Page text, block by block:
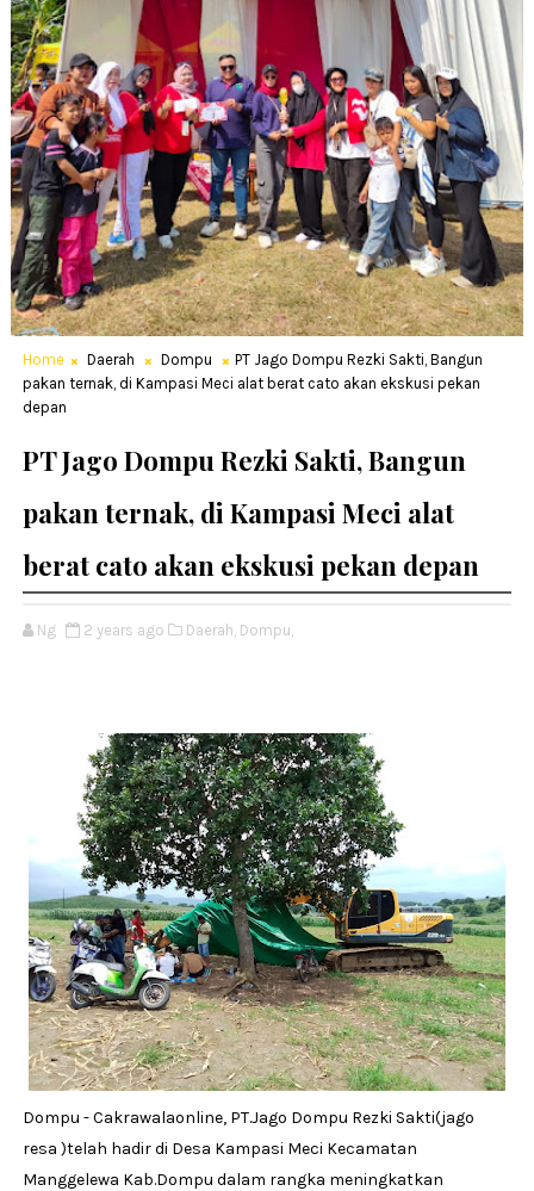
Home Daerah Dompu
PT Jago Dompu Rezki Sakti, Bangun
pakan ternak, di Kampasi Meci alat berat cato akan ekskusi pekan
depan
PT Jago Dompu Rezki Sakti, Bangun
pakan ternak, di Kampasi Meci alat
berat cato akan ekskusi pekan depan
Ng 2 years ago Daerah, Dompu,
Dompu - Cakrawalaonline, PT.Jago Dompu Rezki Sakti(jago
resa )telah hadir di Desa Kampasi Meci Kecamatan
Manggelewa Kab.Dompu dalam rangka meningkatkan